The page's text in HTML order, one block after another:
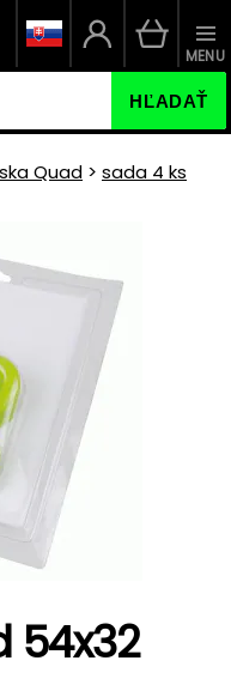
HĽADAŤ
MENU
Quad sada 4 ks
54x32